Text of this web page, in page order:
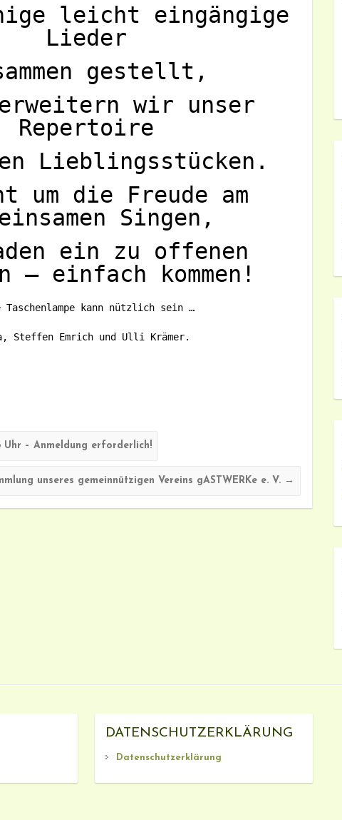
leicht eingängige
Lieder
gestellt,
wir unser
Repertoire
Lieblingsstücken.
um die Freude am
Singen,
ein zu offenen
– einfach kommen!
Taschenlampe kann nützlich sein …
Steffen Emrich und Ulli Krämer.
Uhr – Anmeldung erforderlich!
unseres gemeinnützigen Vereins gASTWERKe e. V. →
DATENSCHUTZERKLÄRUNG
Datenschutzerklärung